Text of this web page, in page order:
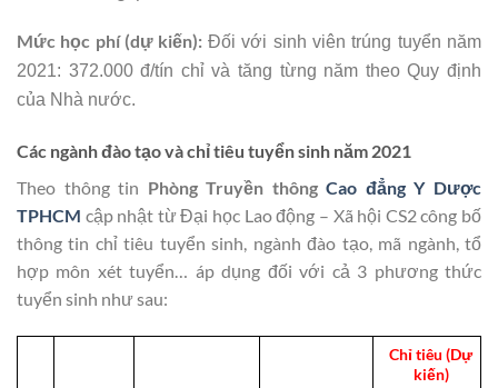
Mức học phí (dự kiến): Đối với sinh viên trúng tuyển năm
2021: 372.000 đ/tín chỉ và tăng từng năm theo Quy định
của Nhà nước.
Các ngành đào tạo và chỉ tiêu tuyển sinh năm 2021
Theo thông tin Phòng Truyền thôngCao đẳng Y Dược
TPHCM cập nhật từ Đại học Lao động – Xã hội CS2 công bố
thông tin chỉ tiêu tuyển sinh, ngành đào tạo, mã ngành, tổ
hợp môn xét tuyển… áp dụng đối với cả 3 phương thức
tuyển sinh như sau:
Chỉ tiêu (Dự
kiến)